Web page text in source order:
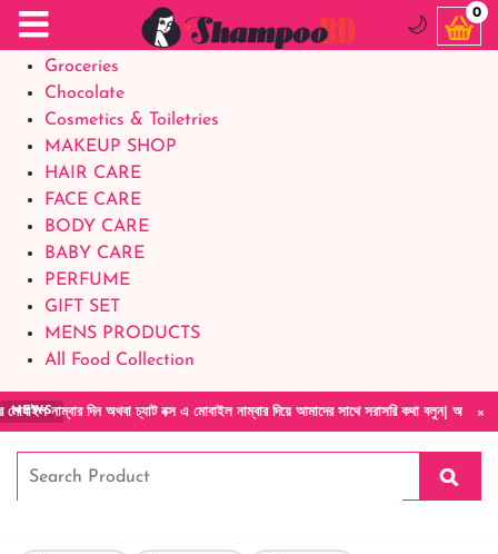
Food Supplements
Baby Foods
Groceries
Chocolate
Cosmetics & Toiletries
MAKEUP SHOP
HAIR CARE
FACE CARE
BODY CARE
BABY CARE
PERFUME
GIFT SET
MENS PRODUCTS
All Food Collection
×
NEWSঅথবা চ্যাট বক্স এ মোবাইল নাম্বার দিয়ে আমাদের সাথে সরাসরি কথা বলুন| আমাদের যেকোনো
🌙
0